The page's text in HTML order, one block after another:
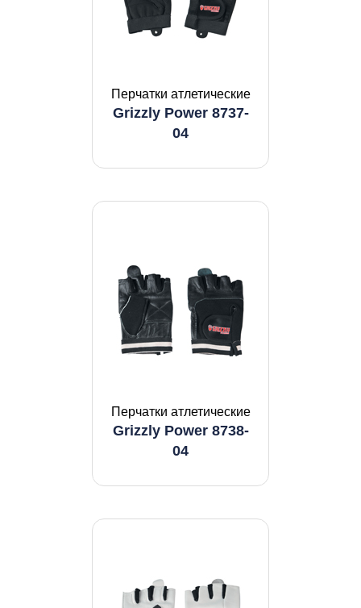
Перчатки атлетические
Grizzly Power 8737-
04
Перчатки атлетические
Grizzly Power 8738-
04